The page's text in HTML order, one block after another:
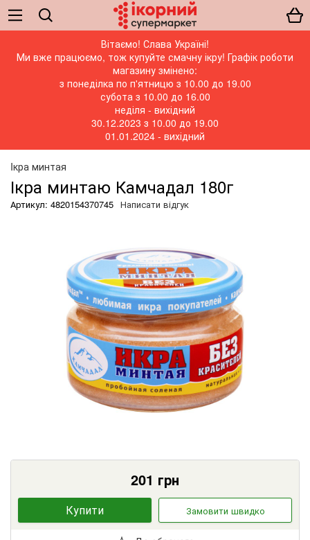
Вітаємо! Слава Україні!
Ми вже працюємо, тож купуйте смачну ікру! Графік роботи
магазину змінено:
з понеділка по п'ятницю з 10.00 до 19.00
субота з 10.00 до 16.00
неділя - вихідний
30.12.2023 з 10.00 до 19.00
01.01.2024 - вихідний
Iкра минтая
Ікра минтаю Камчадал 180г
Артикул: 4820154370745 Написати відгук
201 грн
Купити Замовити швидко